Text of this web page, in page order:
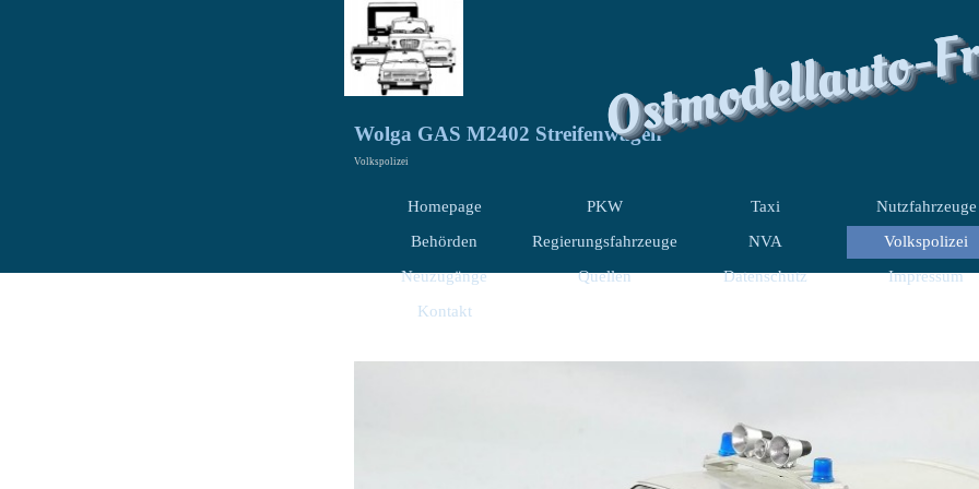
Ostmodellauto-
Wolga GAS M2402 Streifenwagen
Volkspolizei
Homepage PKW Taxi
Nutzfahrzeuge
Behörden
Regierungsfahrzeuge NVA
Volkspolizei
Neuzugänge
Quellen Datenschutz
Impressum
Kontakt